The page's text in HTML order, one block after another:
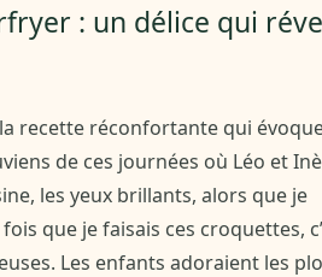
: un délice qui
recette réconfortante qui
de ces journées où Léo et
les yeux brillants, alors que je
que je faisais ces croquettes,
Les enfants adoraient les